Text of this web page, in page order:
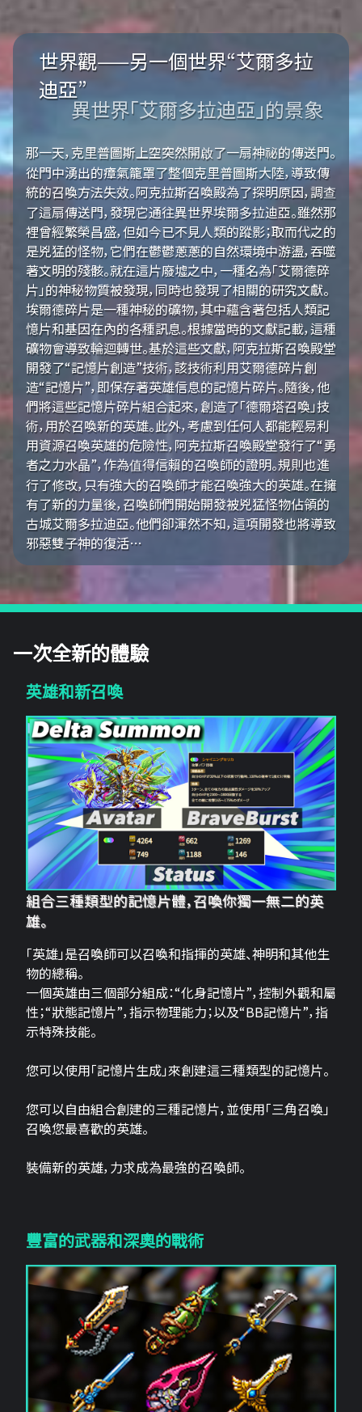
世界觀——另一個世界“艾爾多拉
迪亞”
異世界「艾爾多拉迪亞」的景象
那一天，克里普圖斯上空突然開啟了一扇神祕的傳送門。
從門中湧出的瘴氣籠罩了整個克里普圖斯大陸，導致傳
統的召喚方法失效。阿克拉斯召喚殿為了探明原因，調查
了這扇傳送門，發現它通往異世界埃爾多拉迪亞。雖然那
裡曾經繁榮昌盛，但如今已不見人類的蹤影；取而代之的
是兇猛的怪物，它們在鬱鬱蔥蔥的自然環境中游盪，吞噬
著文明的殘骸。就在這片廢墟之中，一種名為「艾爾德碎
片」的神秘物質被發現，同時也發現了相關的研究文獻。
埃爾德碎片是一種神秘的礦物，其中蘊含著包括人類記
憶片和基因在內的各種訊息。根據當時的文獻記載，這種
礦物會導致輪迴轉世。基於這些文獻，阿克拉斯召喚殿堂
開發了“記憶片創造”技術，該技術利用艾爾德碎片創
造“記憶片”，即保存著英雄信息的記憶片碎片。隨後，他
們將這些記憶片碎片組合起來，創造了「德爾塔召喚」技
術，用於召喚新的英雄。此外，考慮到任何人都能輕易利
用資源召喚英雄的危險性，阿克拉斯召喚殿堂發行了“勇
者之力水晶”，作為值得信賴的召喚師的證明。規則也進
行了修改，只有強大的召喚師才能召喚強大的英雄。在擁
有了新的力量後，召喚師們開始開發被兇猛怪物佔領的
古城艾爾多拉迪亞。他們卻渾然不知，這項開發也將導致
邪惡雙子神的復活…
一次全新的體驗
英雄和新召喚
組合三種類型的記憶片體，召喚你獨一無二的英
雄。
「英雄」是召喚師可以召喚和指揮的英雄、神明和其他生
物的總稱。
一個英雄由三個部分組成：“化身記憶片”，控制外觀和屬
性；“狀態記憶片”，指示物理能力；以及“BB記憶片”，指
示特殊技能。
您可以使用「記憶片生成」來創建這三​​種類型的記憶片。
您可以自由組合創建的三種記憶片，並使用「三角召喚」
召喚您最喜歡的英雄。
裝備新的英雄，力求成為最強的召喚師。
豐富的武器和深奧的戰術